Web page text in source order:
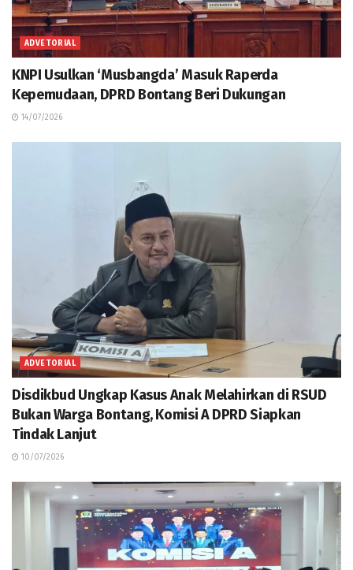
ADVETORIAL
KNPI Usulkan ‘Musbangda’ Masuk Raperda
Kepemudaan, DPRD Bontang Beri Dukungan
14/07/2026
ADVETORIAL
Disdikbud Ungkap Kasus Anak Melahirkan di RSUD
Bukan Warga Bontang, Komisi A DPRD Siapkan
Tindak Lanjut
10/07/2026